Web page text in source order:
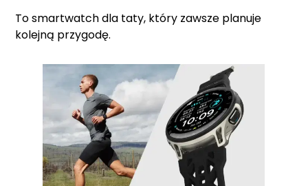
To smartwatch dla taty, który zawsze planuje
kolejną przygodę.